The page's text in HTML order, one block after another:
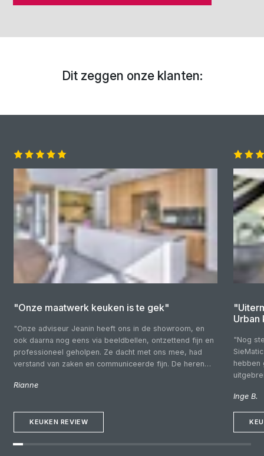
Dit zeggen onze klanten:
"Onze maatwerk keuken is te gek"
"Onze adviseur Jeanin heeft ons in de showroom, en
ook daarna nog eens via beeldbellen, ontzettend fijn en
professioneel geholpen. Ze dacht met ons mee, had
verstand van zaken en communiceerde fijn. De heren
vriendelijk, kundig en netjes. Fijn dat we gewoon
fantastisch!"
Rianne
KEUKEN REVIEW
Urban
"Nog
hebben
goed
Inge B.